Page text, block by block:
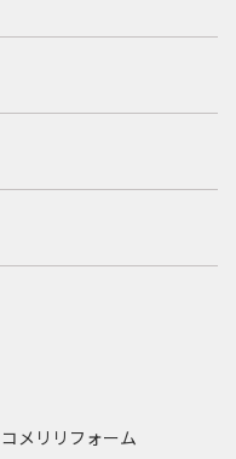
コメリリフォーム